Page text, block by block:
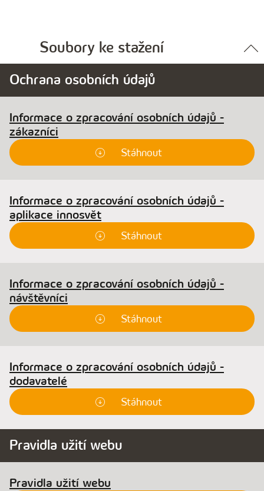
Soubory ke stažení
Ochrana osobních údajů
Informace o zpracování osobních údajů -
zákazníci
Stáhnout
Informace o zpracování osobních údajů -
aplikace innosvět
Stáhnout
Informace o zpracování osobních údajů -
návštěvníci
Stáhnout
Informace o zpracování osobních údajů -
dodavatelé
Stáhnout
Pravidla užití webu
Pravidla užití webu